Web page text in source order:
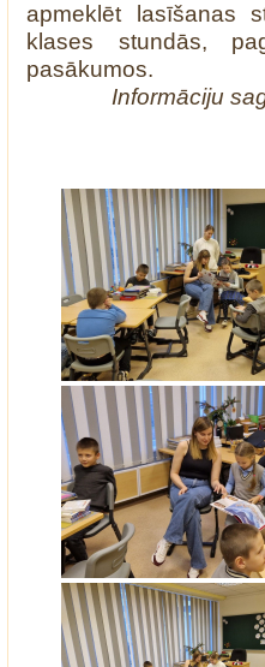
apmeklēt lasīšanas
klases stundās,
pasākumos.
Informāciju